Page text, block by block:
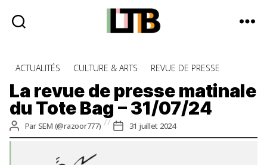
Bag
-
Média
d'information
quotidienne
Catégories
ACTUALITÉS CULTURE & ARTS REVUE DE PRESSE
La revue de presse matinale
du Tote Bag – 31/07/24
Auteur
de
ParSEM (@razoor777)
Date
de
31 juillet 2024